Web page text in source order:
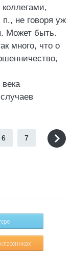
п., не говоря уж
Может быть.
много, что о
6 7